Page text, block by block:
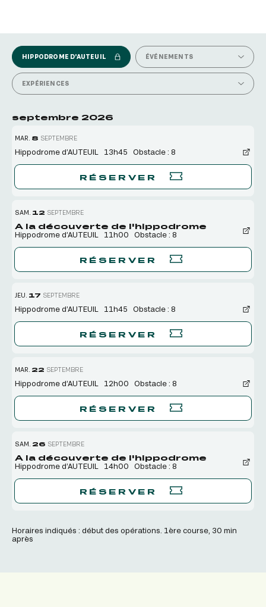
VOIR TOUS LES CALENDRIERS
HIPPODROME D’AUTEUIL ÉVÉNEMENTS
EXPÉRIENCES
septembre 2026
MAR. 8 SEPTEMBRE
Hippodrome d’AUTEUIL 13h45 Obstacle : 8
RÉSERVER
SAM. 12 SEPTEMBRE
A la découverte de l'hippodrome
Hippodrome d’AUTEUIL
11h00 Obstacle : 8
RÉSERVER
JEU. 17 SEPTEMBRE
Hippodrome d’AUTEUIL 11h45 Obstacle : 8
RÉSERVER
MAR. 22 SEPTEMBRE
Hippodrome d’AUTEUIL 12h00 Obstacle : 8
RÉSERVER
SAM. 26 SEPTEMBRE
A la découverte de l'hippodrome
Hippodrome d’AUTEUIL
14h00 Obstacle : 8
RÉSERVER
Horaires indiqués : début des opérations. 1ère course, 30 min
après